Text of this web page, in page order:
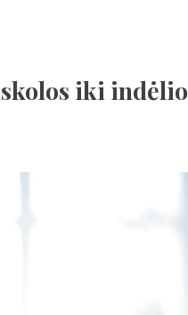
iki indėlio